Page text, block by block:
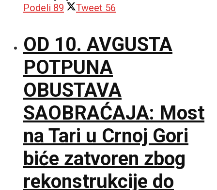
Podeli 89 Tweet 56
OD 10. AVGUSTA
POTPUNA
OBUSTAVA
SAOBRAĆAJA: Most
na Tari u Crnoj Gori
biće zatvoren zbog
rekonstrukcije do